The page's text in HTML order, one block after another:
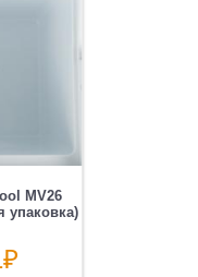
MV26
упаковка)
₽